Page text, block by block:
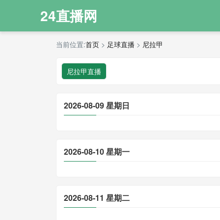
24直播网
当前位置:首页 > 足球直播 > 尼拉甲
尼拉甲直播
2026-08-09 星期日
2026-08-10 星期一
2026-08-11 星期二